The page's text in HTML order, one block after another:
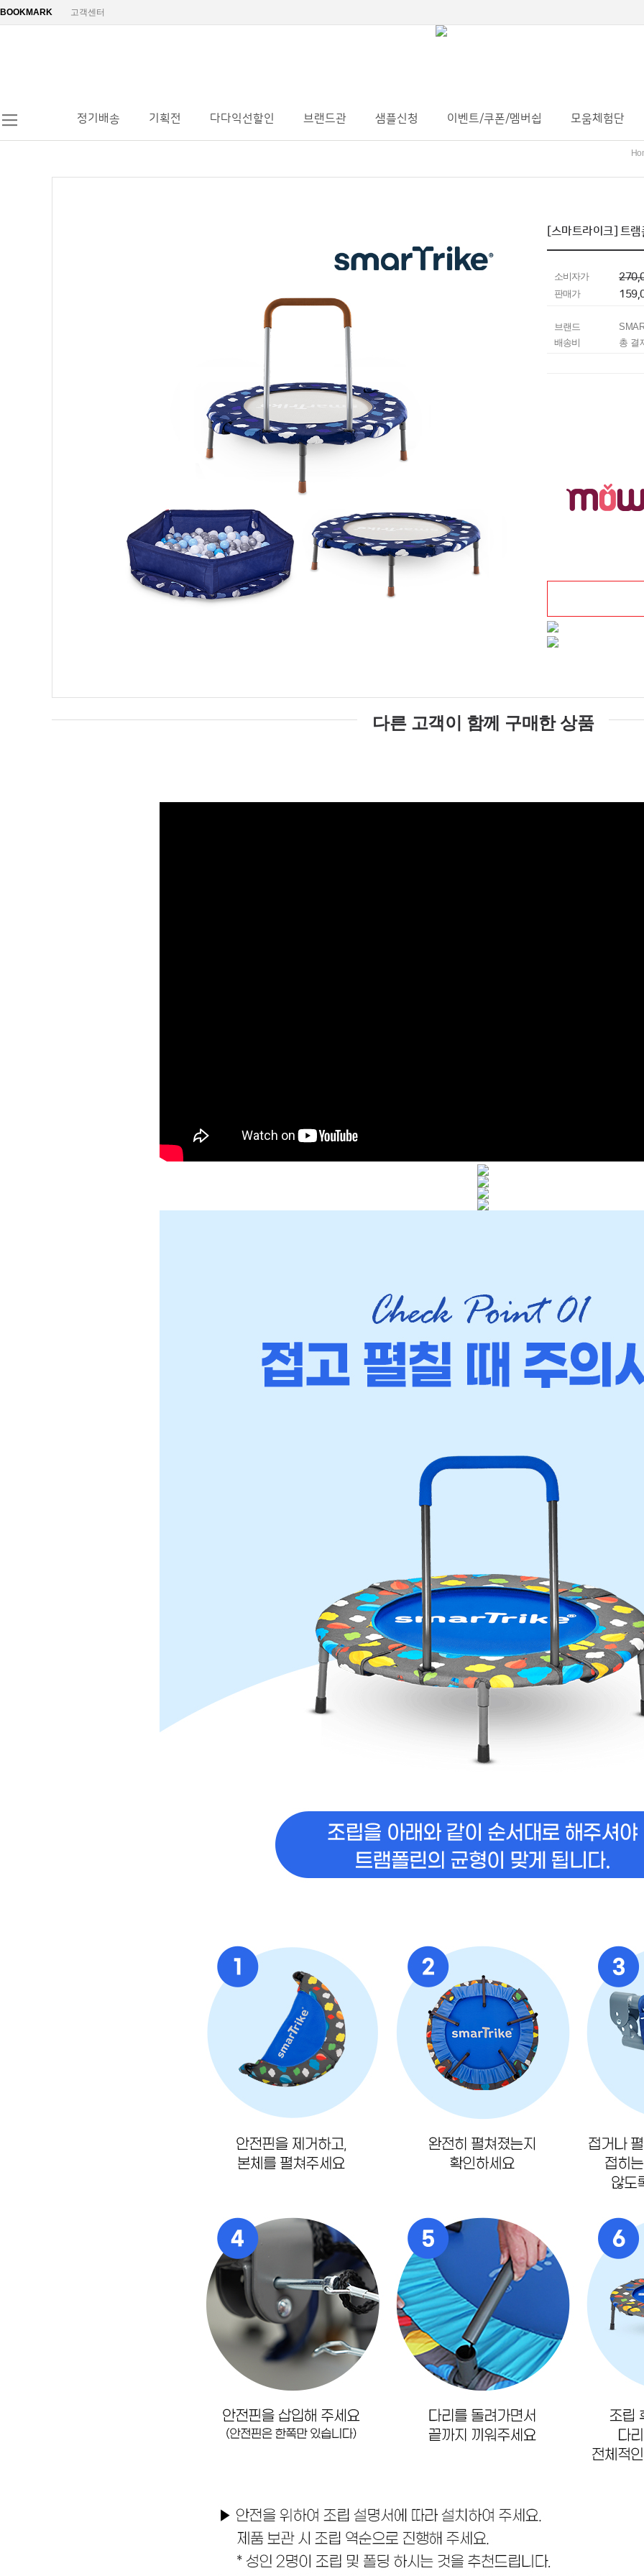
BOOKMARK 고객센터
정기배송 기획전 다다익선할인 브랜드관 샘플신청 이벤트/쿠폰/멤버쉽 모움체험단
[스마트라이크] 트
소비자가
판매가
브랜드
배송비
총 결
다른 고객이 함께 구매한 상품